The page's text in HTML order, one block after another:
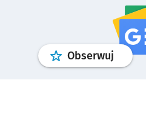
Obserwuj profil